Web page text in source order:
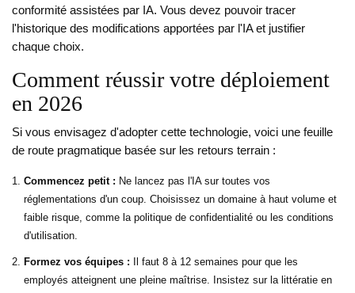
conformité assistées par IA. Vous devez pouvoir tracer
l'historique des modifications apportées par l'IA et justifier
chaque choix.
Comment réussir votre déploiement
en 2026
Si vous envisagez d'adopter cette technologie, voici une feuille
de route pragmatique basée sur les retours terrain :
Commencez petit : Ne lancez pas l'IA sur toutes vos
réglementations d'un coup. Choisissez un domaine à haut volume et
faible risque, comme la politique de confidentialité ou les conditions
d'utilisation.
Formez vos équipes : Il faut 8 à 12 semaines pour que les
employés atteignent une pleine maîtrise. Insistez sur la littératie en